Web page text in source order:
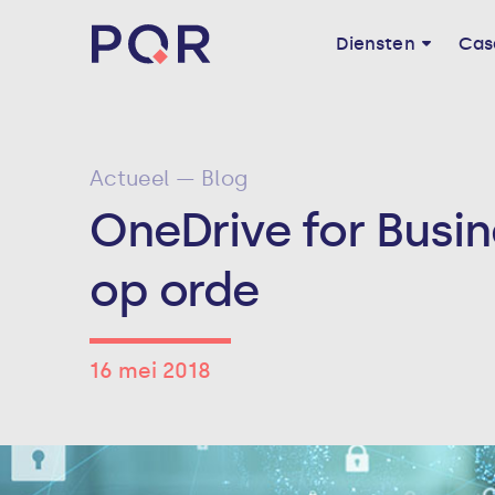
Diensten
Actueel — Blog
OneDrive for
op orde
16 mei 2018